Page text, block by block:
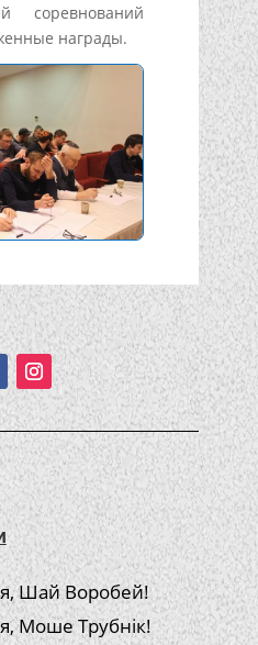
соревнований
награды.
Шай Воробей!
Моше Трубнік!